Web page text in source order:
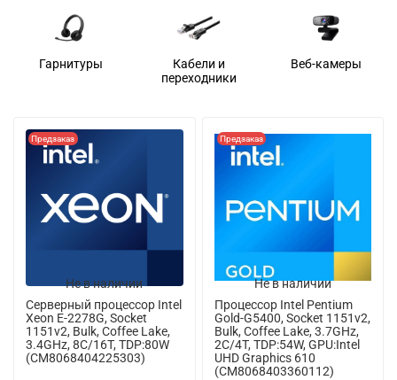
Гарнитуры
Кабели и
переходники
Веб-камеры
Не в наличии
Предзаказ
Серверный процессор Intel
Xeon E-2278G, Socket
1151v2, Bulk, Coffee Lake,
3.4GHz, 8C/16T, TDP:80W
(CM8068404225303)
Не в наличии
Предзаказ
Процессор Intel Pentium
Gold-G5400, Socket 1151v2,
Bulk, Coffee Lake, 3.7GHz,
2C/4T, TDP:54W, GPU:Intel
UHD Graphics 610
(CM8068403360112)